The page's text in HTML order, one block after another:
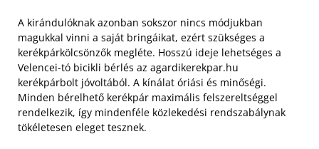
A kirándulóknak azonban sokszor nincs módjukban
magukkal vinni a saját bringáikat, ezért szükséges a
kerékpárkölcsönzők megléte. Hosszú ideje lehetséges a
Velencei-tó bicikli bérlés az agardikerekpar.hu
kerékpárbolt jóvoltából. A kínálat óriási és minőségi.
Minden bérelhető kerékpár maximális felszereltséggel
rendelkezik, így mindenféle közlekedési rendszabálynak
tökéletesen eleget tesznek.